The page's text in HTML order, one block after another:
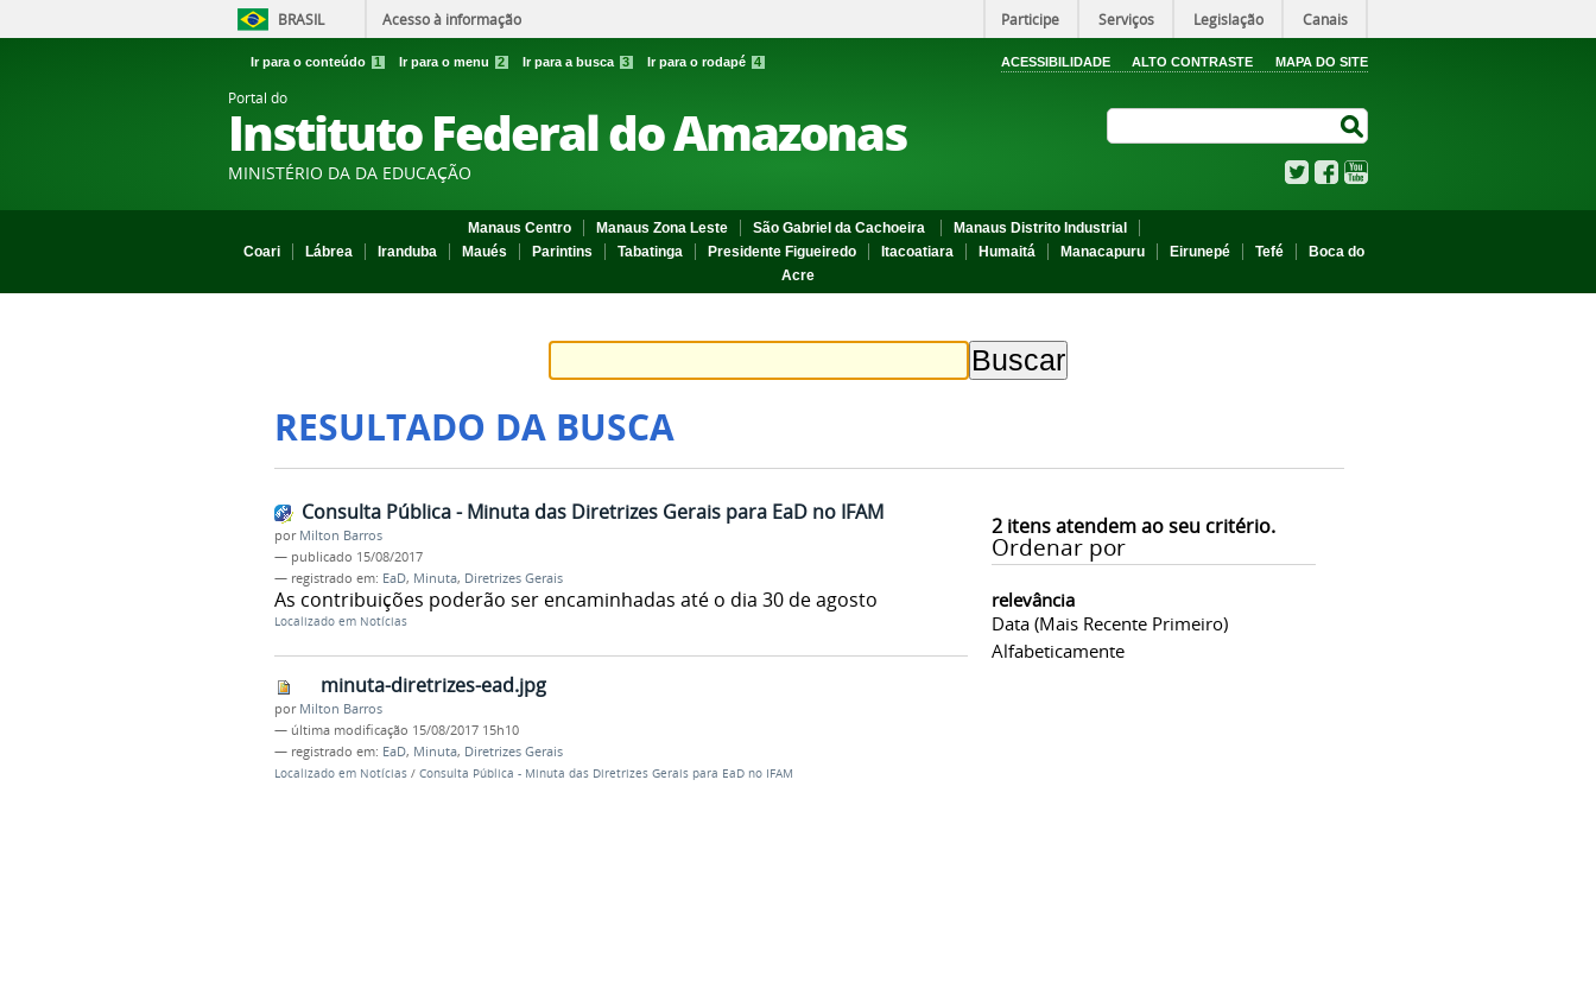
BRASIL Acesso à informação Participe Serviços Legislação Canais
Ir para o conteúdo 1 Ir para o menu 2 Ir para a busca 3 Ir para o rodapé 4 ACESSIBILIDADE ALTO CONTRASTE MAPA DO SITE
Portal do
Instituto Federal do Amazonas
MINISTÉRIO DA DA EDUCAÇÃO TwitterFacebook
Manaus Centro Manaus Zona Leste São Gabriel da Cachoeira
Manaus Distrito Industrial
Coari
Lábrea Iranduba Maués Parintins Tabatinga Presidente Figueiredo Itacoatiara Humaitá Manacapuru Eirunepé Tefé
Boca do
Acre
RESULTADO DA BUSCA
2itens atendem ao seu critério.
Ordenar por
relevância
Data (mais Recente Primeiro)
Alfabeticamente
Consulta Pública - Minuta das Diretrizes Gerais para EaD no IFAM
por Milton Barros
— publicado 15/08/2017
— registrado em: EaD, Minuta, Diretrizes Gerais
As contribuições poderão ser encaminhadas até o dia 30 de agosto
Localizado em Notícias
minuta-diretrizes-ead.jpg
por Milton Barros
— última modificação 15/08/2017 15h10
— registrado em: EaD, Minuta, Diretrizes Gerais
Localizado em Notícias / Consulta Pública - Minuta das Diretrizes Gerais para EaD no IFAM